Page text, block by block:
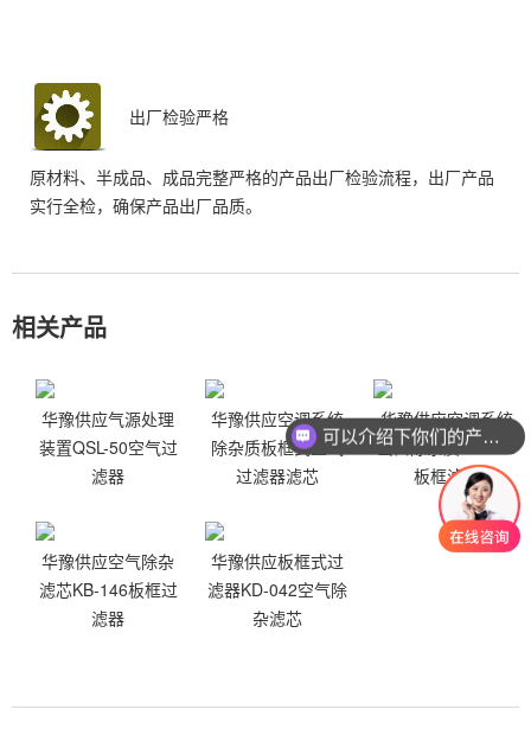
出厂检验严格
原材料、半成品、成品完整严格的产品出厂检验流程，出厂产品
实行全检，确保产品出厂品质。
相关产品
华豫供应气源处理
装置QSL-50空气过
滤器
华豫供应空调系统
除杂质板框式空气
过滤器滤芯
华豫供应空调系统
出口除杂质KD-038
板框滤芯
华豫供应空气除杂
滤芯KB-146板框过
滤器
华豫供应板框式过
滤器KD-042空气除
杂滤芯
可以介绍下你们的产品么